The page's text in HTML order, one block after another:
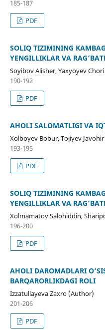
185-187
PDF
SOLIQ TIZIMINING
YENGILLIKLAR VA
Soyibov Alisher, Yaxyoyev
190-192
PDF
AHOLI SALOMATLIGI VA
Xolboyev Bobur, Tojiyev
193-195
PDF
SOLIQ TIZIMINING
YENGILLIKLAR VA
Xolmamatov Salohiddin,
196-200
PDF
AHOLI DAROMADLARI
BARQARORLIKDAGI ROLI
Izzatullayeva Zaxro (Author)
201-206
PDF